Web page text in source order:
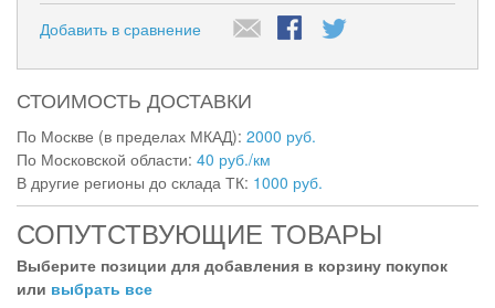
Добавить в сравнение
СТОИМОСТЬ ДОСТАВКИ
По Москве (в пределах МКАД): 2000 руб.
По Московской области: 40 руб./км
В другие регионы до склада ТК: 1000 руб.
СОПУТСТВУЮЩИЕ ТОВАРЫ
Выберите позиции для добавления в корзину покупок
или выбрать все